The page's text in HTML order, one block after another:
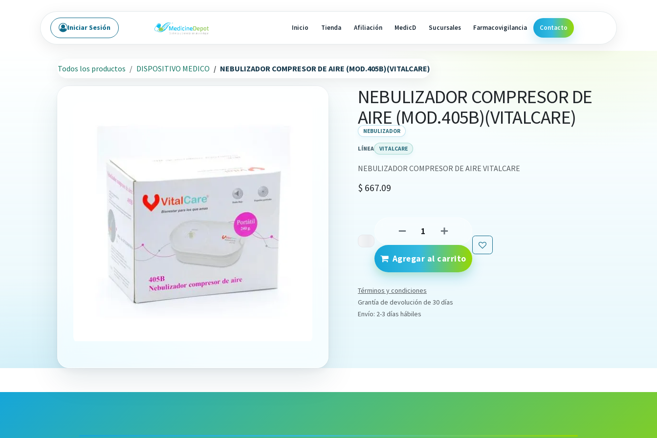
Inicio Tienda Afiliación MedicD Sucursales Farmacovigilancia Contacto
Iniciar Sesión
Todos los productos DISPOSITIVO MEDICO NEBULIZADOR COMPRESOR DE AIRE (MOD.405B)(VITALCARE)
NEBULIZADOR COMPRESOR DE
AIRE (MOD.405B)(VITALCARE)
NEBULIZADOR
LÍNEA VITALCARE
NEBULIZADOR COMPRESOR DE AIRE VITALCARE
$ 667.09
Agregar al carrito
Términos y condiciones
Grantía de devolución de 30 días
Envío: 2-3 días hábiles